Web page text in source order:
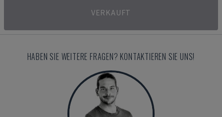
VERKAUFT
HABEN SIE WEITERE FRAGEN? KONTAKTIEREN SIE UNS!